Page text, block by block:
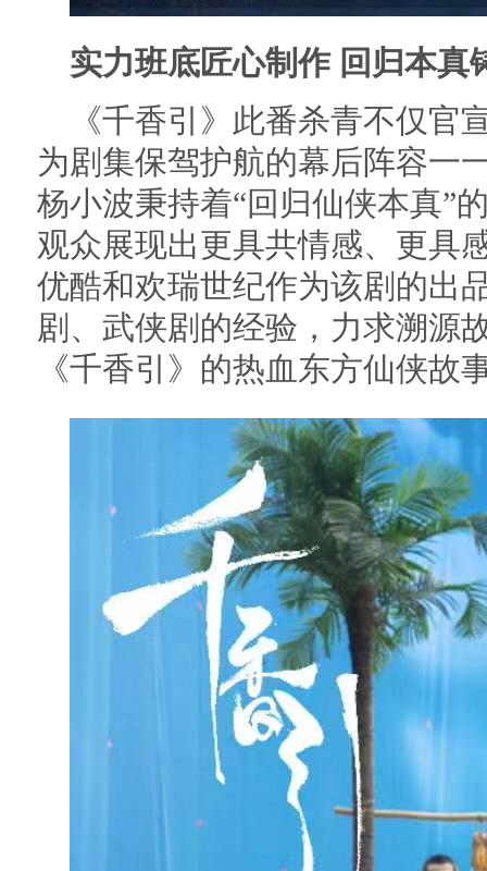
实力班底匠心制作 回归本真
《千香引》此番杀青不仅官
为剧集保驾护航的幕后阵容一
杨小波秉持着“回归仙侠本真”
观众展现出更具共情感、更具
优酷和欢瑞世纪作为该剧的出
剧、武侠剧的经验，力求溯源
《千香引》的热血东方仙侠故